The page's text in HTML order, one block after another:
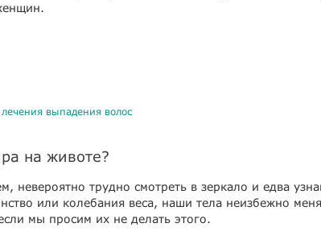
выпадения волос
на животе?
невероятно трудно смотреть в зеркало и едва
или колебания веса, наши тела неизбежно
мы просим их не делать этого.